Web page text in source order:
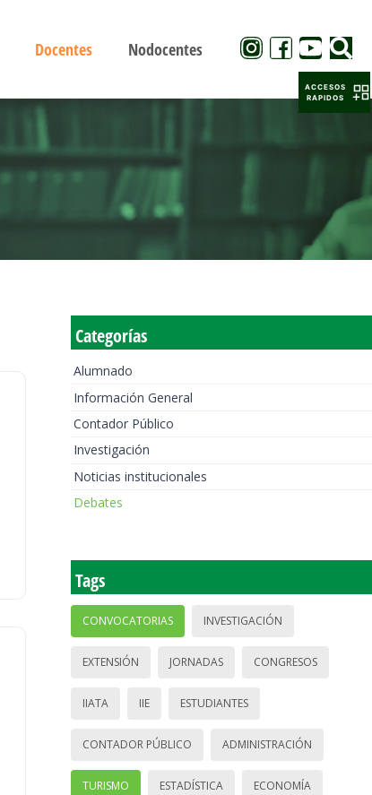
Docentes Nodocentes
Categorías
Alumnado
Información General
Contador Público
Investigación
Noticias institucionales
Debates
Tags
CONVOCATORIAS INVESTIGACIÓN
EXTENSIÓN JORNADAS CONGRESOS
IIATA IIE ESTUDIANTES
CONTADOR PÚBLICO ADMINISTRACIÓN
TURISMO ESTADÍSTICA ECONOMÍA
ACCESOS
RAPIDOS